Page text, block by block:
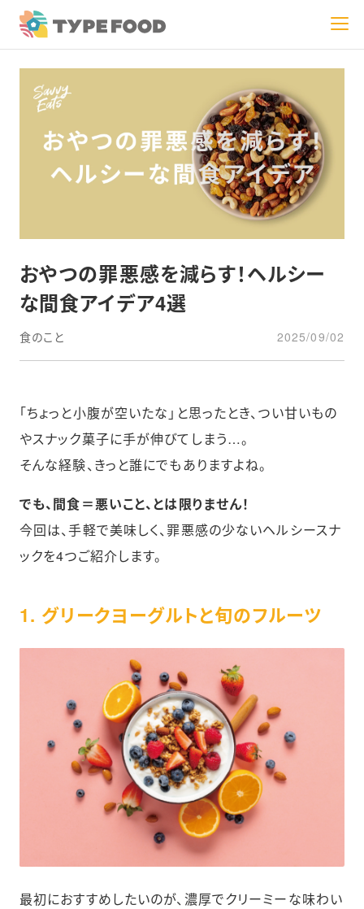
おやつの罪悪感を減らす！ヘルシー
な間食アイデア4選
食のこと 2025/09/02
「ちょっと小腹が空いたな」と思ったとき、つい甘いもの
やスナック菓子に手が伸びてしまう…。
そんな経験、きっと誰にでもありますよね。
でも、間食＝悪いこと、とは限りません！
今回は、手軽で美味しく、罪悪感の少ないヘルシースナ
ックを4つご紹介します。
1. グリークヨーグルトと旬のフルーツ
最初におすすめしたいのが、濃厚でクリーミーな味わい